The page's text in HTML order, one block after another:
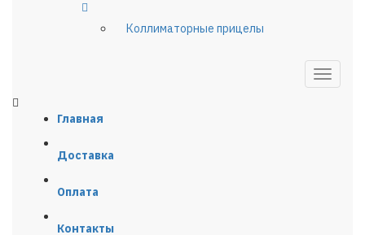
Коллиматорные прицелы
Главная
Доставка
Оплата
Контакты